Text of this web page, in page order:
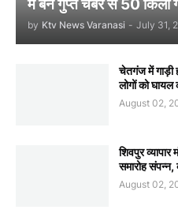
में बने गुप्त चेंबर से 50 किलो
by Ktv News Varanasi - July 31,
चेतगंज में गाड़ी
लोगों को
August 02,
शिवपुर
समारोह संपन्न,
August 02,